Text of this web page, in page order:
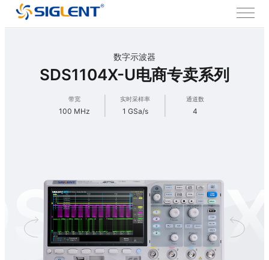
数字示波器
SDS1104X-U电商专卖系列
带宽
100 MHz
实时采样率
1 GSa/s
通道数
4